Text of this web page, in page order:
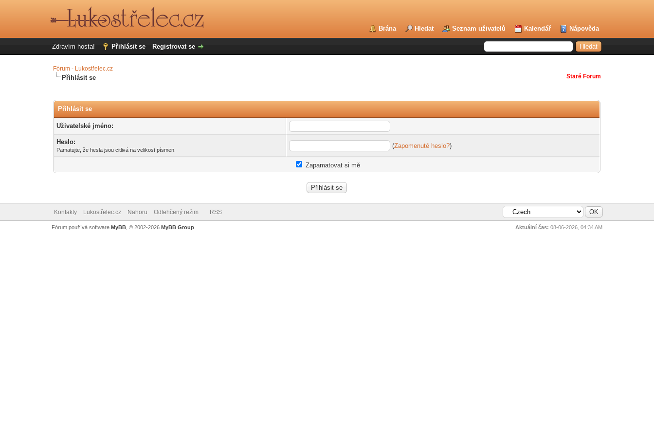
Brána Hledat Seznam uživatelů Kalendář Nápověda
Zdravím hosta! Přihlásit se Registrovat se
Fórum - Lukostřelec.cz
Přihlásit se Staré Forum
Přihlásit se
Uživatelské jméno:
Heslo:
Pamatujte, že hesla jsou citlivá na velikost písmen.
(Zapomenuté heslo?)
Zapamatovat si mě
Kontakty Lukostřelec.cz Nahoru Odlehčený režim RSS
Aktuální čas: 08-06-2026, 04:34 AM
Fórum používá software MyBB, © 2002-2026 MyBB Group.